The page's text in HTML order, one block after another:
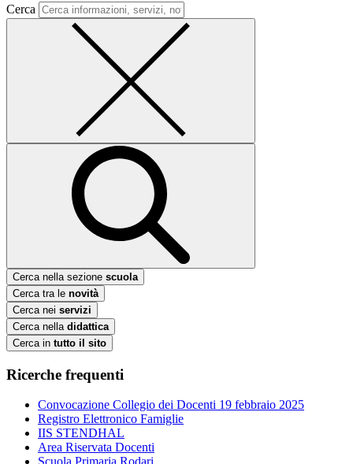
Cerca
Cerca nella sezione scuola
Cerca tra le novità
Cerca nei servizi
Cerca nella didattica
Cerca in tutto il sito
Ricerche frequenti
Convocazione Collegio dei Docenti 19 febbraio 2025
Registro Elettronico Famiglie
IIS STENDHAL
Area Riservata Docenti